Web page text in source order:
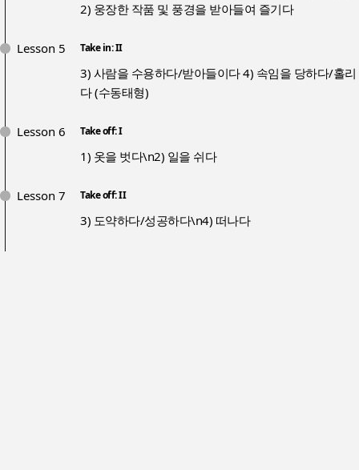
2) 웅장한 작품 및 풍경을 받아들여 즐기다
Lesson 5 Take in: II
3) 사람을 수용하다/받아들이다 4) 속임을 당하다/홀리
다 (수동태형)
Lesson 6 Take off: I
1) 옷을 벗다\n2) 일을 쉬다
Lesson 7 Take off: II
3) 도약하다/성공하다\n4) 떠나다